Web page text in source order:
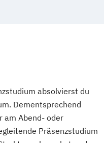
absolvierst du
Dementsprechend
am Abend- oder
Präsenzstudium